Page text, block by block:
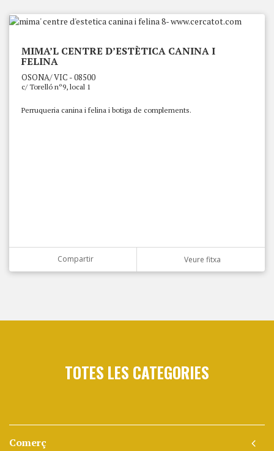
MIMA’L CENTRE D’ESTÈTICA CANINA I
FELINA
OSONA/ VIC - 08500
c/ Torelló nº9, local 1
Perruqueria canina i felina i botiga de complements.
Compartir Veure fitxa
TOTES LES CATEGORIES
Comerç